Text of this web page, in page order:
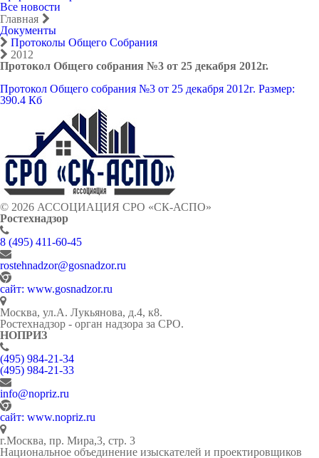
Все новости
Главная
Документы
Протоколы Общего Собрания
2012
Протокол Общего собрания №3 от 25 декабря 2012г.
Протокол Общего собрания №3 от 25 декабря 2012г. Размер:
390.4 Кб
© 2026 АССОЦИАЦИЯ СРО «СК-АСПО»
Ростехнадзор
8 (495) 411-60-45
rostehnadzor@gosnadzor.ru
сайт: www.gosnadzor.ru
Москва, ул.А. Лукьянова, д.4, к8.
Ростехнадзор - орган надзора за СРО.
НОПРИЗ
(495) 984-21-34
(495) 984-21-33
info@nopriz.ru
сайт: www.nopriz.ru
г.Москва, пр. Мира,3, стр. 3
Национальное объединение изыскателей и проектировщиков